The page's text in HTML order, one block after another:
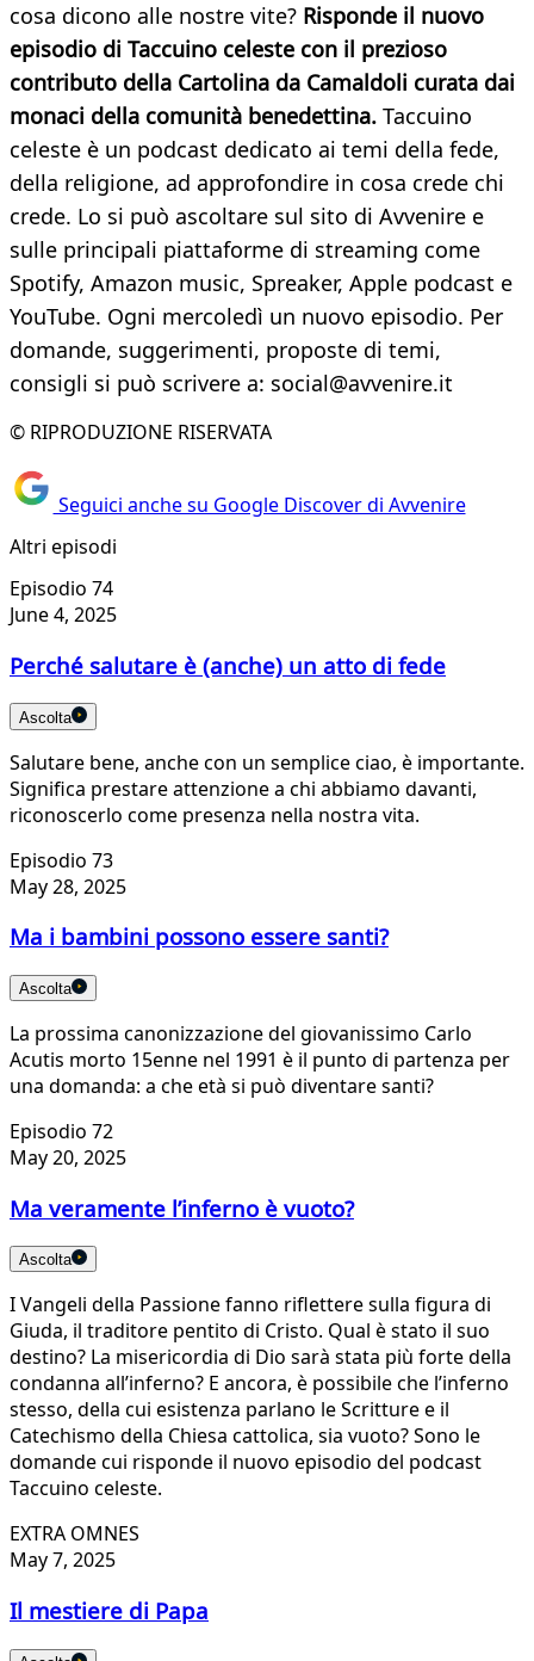
cosa dicono alle nostre vite? Risponde il nuovo
episodio di Taccuino celeste con il prezioso
contributo della Cartolina da Camaldoli curata dai
monaci della comunità benedettina. Taccuino
celeste è un podcast dedicato ai temi della fede,
della religione, ad approfondire in cosa crede chi
crede. Lo si può ascoltare sul sito di Avvenire e
sulle principali piattaforme di streaming come
Spotify, Amazon music, Spreaker, Apple podcast e
YouTube. Ogni mercoledì un nuovo episodio. Per
domande, suggerimenti, proposte di temi,
consigli si può scrivere a: social@avvenire.it
© RIPRODUZIONE RISERVATA
Seguici anche su Google Discover di Avvenire
Altri episodi
Episodio 74
June 4, 2025
Perché salutare è (anche) un atto di fede
Ascolta
Salutare bene, anche con un semplice ciao, è importante.
Significa prestare attenzione a chi abbiamo davanti,
riconoscerlo come presenza nella nostra vita.
Episodio 73
May 28, 2025
Ma i bambini possono essere santi?
Ascolta
La prossima canonizzazione del giovanissimo Carlo
Acutis morto 15enne nel 1991 è il punto di partenza per
una domanda: a che età si può diventare santi?
Episodio 72
May 20, 2025
Ma veramente l’inferno è vuoto?
Ascolta
I Vangeli della Passione fanno riflettere sulla figura di
Giuda, il traditore pentito di Cristo. Qual è stato il suo
destino? La misericordia di Dio sarà stata più forte della
condanna all’inferno? E ancora, è possibile che l’inferno
stesso, della cui esistenza parlano le Scritture e il
Catechismo della Chiesa cattolica, sia vuoto? Sono le
domande cui risponde il nuovo episodio del podcast
Taccuino celeste.
EXTRA OMNES
May 7, 2025
Il mestiere di Papa